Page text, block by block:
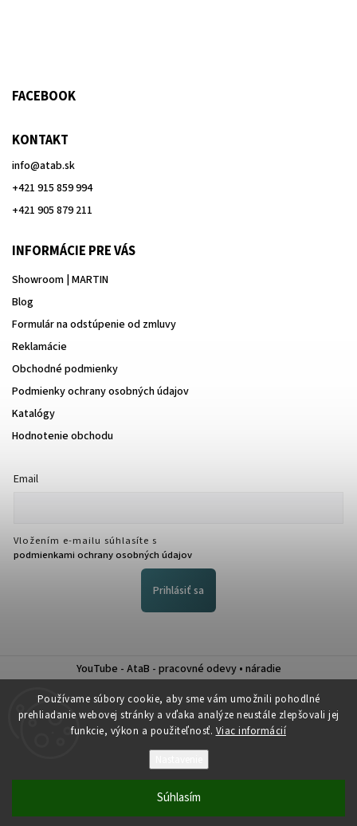
Používame súbory cookie, aby sme vám umožnili pohodlné
prehliadanie webovej stránky a vďaka analýze neustále zlepšovali jej
funkcie, výkon a použiteľnosť. Viac informácií
Súhlasím
FACEBOOK
KONTAKT
info@atab.sk
+421 915 859 994
+421 905 879 211
INFORMÁCIE PRE VÁS
Showroom | MARTIN
Blog
Formulár na odstúpenie od zmluvy
Reklamácie
Obchodné podmienky
Podmienky ochrany osobných údajov
Katalógy
Hodnotenie obchodu
Email
Vložením e-mailu súhlasíte s
podmienkami ochrany osobných údajov
Prihlásiť sa
YouTube - AtaB - pracovné odevy • náradie
Nákup na splátky QUATRO
Atab. Všetky práva vyhradené.